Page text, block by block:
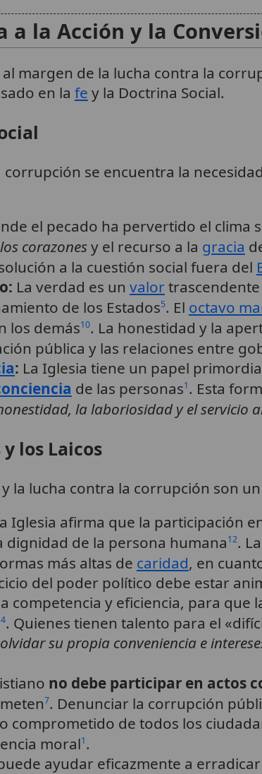
a la Acción y la
margen de la lucha contra la
en la fe y la Doctrina Social.
se encuentra la
el pecado ha pervertido el clima
corazonesy el recurso a la gracia
a la cuestión social fuera del
La verdad es un valortrascendente
de los Estados5. El octavo
los demás10. La honestidad y la
pública y las relaciones entre
: La Iglesia tiene un papel
de las personas1. Esta
la laboriosidad y el servicio
los Laicos
la lucha contra la corrupción son un
Iglesia afirma que la participación
de la persona humana12.
más altas de caridad, en
del poder político debe estar
competencia y eficiencia, para que
4. Quienes tienen talento para el
olvidar su propia conveniencia e
no debe participar en actos
7. Denunciar la corrupción
comprometido de todos los
moral1.
ayudar eficazmente a